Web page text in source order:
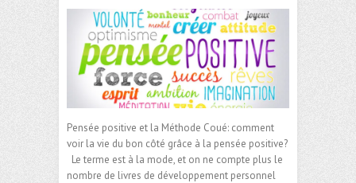
Pensée positive et la Méthode Coué: comment
voir la vie du bon côté grâce à la pensée positive?
Le terme est à la mode, et on ne compte plus le
nombre de livres de développement personnel